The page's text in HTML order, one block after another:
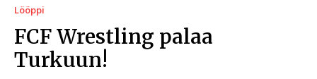
Lööppi
FCF Wrestling palaa
Turkuun!